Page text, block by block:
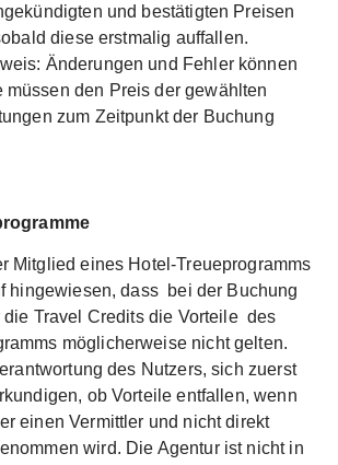
und bestätigten Preisen
diese erstmalig auffallen.
Änderungen und Fehler können
müssen den Preis der gewählten
zum Zeitpunkt der Buchung
Mitglied eines Hotel-Treueprogramms
hingewiesen, dass bei der Buchung
die Travel Credits die Vorteile des
möglicherweise nicht gelten.
des Nutzers, sich zuerst
ob Vorteile entfallen, wenn
einen Vermittler und nicht direkt
wird. Die Agentur ist nicht in